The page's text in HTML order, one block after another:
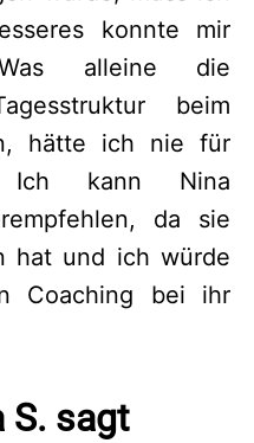
konnte mir
alleine die
beim
hätte ich nie für
Ich kann Nina
da sie
hat und ich würde
Coaching bei ihr
S. sagt